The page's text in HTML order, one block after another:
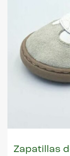
Zapatillas